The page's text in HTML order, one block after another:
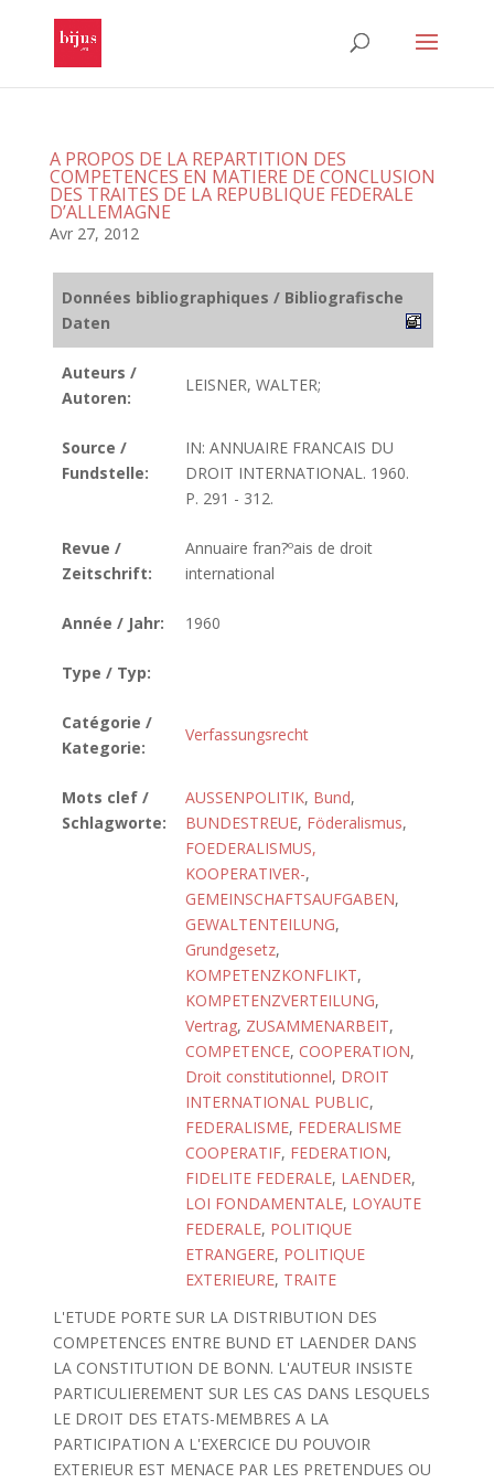
A PROPOS DE LA REPARTITION DES
COMPETENCES EN MATIERE DE CONCLUSION
DES TRAITES DE LA REPUBLIQUE FEDERALE
D’ALLEMAGNE
Avr 27, 2012
Données bibliographiques / Bibliografische
Daten
Auteurs /
Autoren:
LEISNER, WALTER;
Source /
Fundstelle:
IN: ANNUAIRE FRANCAIS DU
DROIT INTERNATIONAL. 1960.
P. 291 - 312.
Revue /
Zeitschrift:
Annuaire fran?ºais de droit
international
Année / Jahr: 1960
Type / Typ:
Catégorie /
Kategorie:
Verfassungsrecht
Mots clef /
Schlagworte:
AUSSENPOLITIK, Bund,
BUNDESTREUE, Föderalismus,
FOEDERALISMUS,
KOOPERATIVER-,
GEMEINSCHAFTSAUFGABEN,
GEWALTENTEILUNG,
Grundgesetz,
KOMPETENZKONFLIKT,
KOMPETENZVERTEILUNG,
Vertrag, ZUSAMMENARBEIT,
COMPETENCE, COOPERATION,
Droit constitutionnel, DROIT
INTERNATIONAL PUBLIC,
FEDERALISME, FEDERALISME
COOPERATIF, FEDERATION,
FIDELITE FEDERALE, LAENDER,
LOI FONDAMENTALE, LOYAUTE
FEDERALE, POLITIQUE
ETRANGERE, POLITIQUE
EXTERIEURE, TRAITE
L'ETUDE PORTE SUR LA DISTRIBUTION DES
COMPETENCES ENTRE BUND ET LAENDER DANS
LA CONSTITUTION DE BONN. L'AUTEUR INSISTE
PARTICULIEREMENT SUR LES CAS DANS LESQUELS
LE DROIT DES ETATS-MEMBRES A LA
PARTICIPATION A L'EXERCICE DU POUVOIR
EXTERIEUR EST MENACE PAR LES PRETENDUES OU